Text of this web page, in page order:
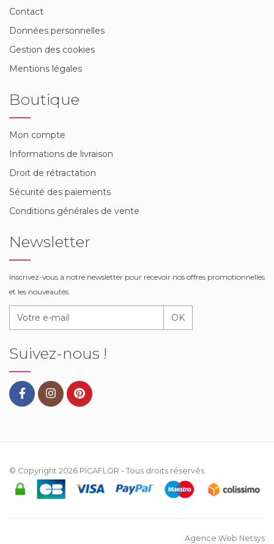
Contact
Données personnelles
Gestion des cookies
Mentions légales
Boutique
Mon compte
Informations de livraison
Droit de rétractation
Sécurité des paiements
Conditions générales de vente
Newsletter
Inscrivez-vous à notre newsletter pour recevoir nos offres promotionnelles
et les nouveautés.
OK
Suivez-nous !
© Copyright 2026 PICAFLOR - Tous droits réservés.
Agence Web Netsys